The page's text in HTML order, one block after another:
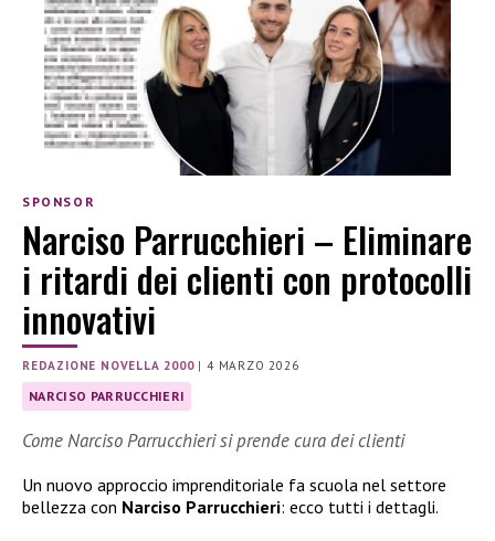
SPONSOR
Narciso Parrucchieri – Eliminare
i ritardi dei clienti con protocolli
innovativi
REDAZIONE NOVELLA 2000|4 MARZO 2026
NARCISO PARRUCCHIERI
Come Narciso Parrucchieri si prende cura dei clienti
Un nuovo approccio imprenditoriale fa scuola nel settore
bellezza con Narciso Parrucchieri: ecco tutti i dettagli.